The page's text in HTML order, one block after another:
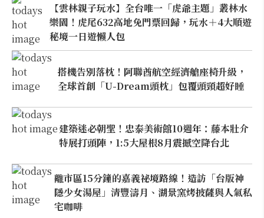
【雲林親子玩水】全台唯一「虎爺主題」叢林水
樂園！虎尾632高地免門票回歸，玩水＋4大順遊
秘境一日遊懶人包
搭機告別落枕！阿聯酋航空經濟艙座椅升級，
全球首創「U-Dream頭枕」包覆頭頸超好睡
建築迷必朝聖！忠泰美術館10週年：藤本壯介
特展打頭陣，1:5大屋根8月震撼空降台北
離市區15分鐘的嘉義祕境路線！造訪「台版神
隱少女湯屋」清豐濤月、湖景窯烤披薩與人氣私
宅咖啡